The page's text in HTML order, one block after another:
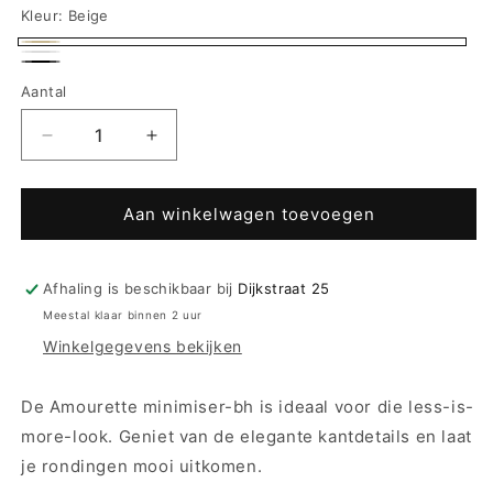
Kleur: Beige
Beige
Wit
Aantal
Aantal
verlagen
voor
Beugel
naadloos
minimizer
Amourette
R
3
kleuren
Aantal
verhogen
voor
Triumph
Beugel
naadloos
minimizer
Amourette
R
3
kleuren
Aan winkelwagen toevoegen
Afhaling is beschikbaar bij Dijkstraat 25
Meestal klaar binnen 2 uur
Winkelgegevens bekijken
De Amourette minimiser-bh is ideaal voor die less-is-
more-look. Geniet van de elegante kantdetails en laat
je rondingen mooi uitkomen.